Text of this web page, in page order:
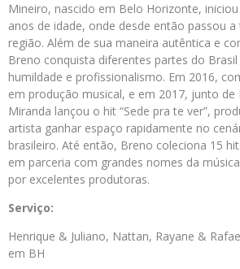
Mineiro, nascido em Belo Horizonte,
anos de idade, onde desde então passou
região. Além de sua maneira autêntica e
Breno conquista diferentes partes do
humildade e profissionalismo. Em 2016,
em produção musical, e em 2017, junto de
Miranda lançou o hit “Sede pra te ver”,
artista ganhar espaço rapidamente no
brasileiro. Até então, Breno coleciona 15
em parceria com grandes nomes da
por excelentes produtoras.
Serviço:
Henrique & Juliano, Nattan, Rayane &
em BH